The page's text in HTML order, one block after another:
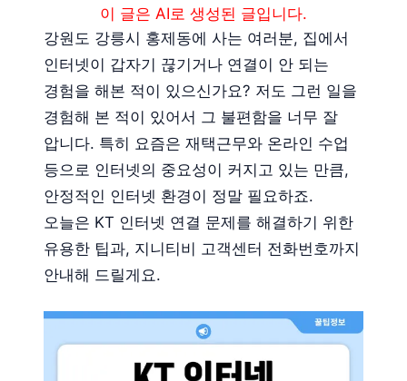
이 글은 AI로 생성된 글입니다.
강원도 강릉시 홍제동에 사는 여러분, 집에서
인터넷이 갑자기 끊기거나 연결이 안 되는
경험을 해본 적이 있으신가요? 저도 그런 일을
경험해 본 적이 있어서 그 불편함을 너무 잘
압니다. 특히 요즘은 재택근무와 온라인 수업
등으로 인터넷의 중요성이 커지고 있는 만큼,
안정적인 인터넷 환경이 정말 필요하죠.
오늘은 KT 인터넷 연결 문제를 해결하기 위한
유용한 팁과, 지니티비 고객센터 전화번호까지
안내해 드릴게요.